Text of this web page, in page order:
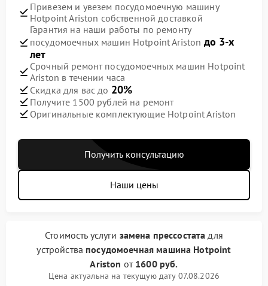
Привезем и увезем посудомоечную машину
Hotpoint Ariston собственной доставкой
Гарантия на наши работы по ремонту
посудомоечных машин Hotpoint Ariston до 3-х
лет
Срочный ремонт посудомоечных машин Hotpoint
Ariston в течении часа
Скидка для вас до 20%
Получите 1500 рублей на ремонт
Оригинальные комплектующие Hotpoint Ariston
Получить консультацию
Наши цены
Стоимость услуги замена прессостата для
устройства посудомоечная машина Hotpoint
Ariston от 1600 руб.
Цена актуальна на текущую дату 07.08.2026